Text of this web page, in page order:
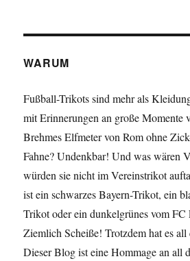
WARUM
Fußball-Trikots sind mehr als
mit Erinnerungen an große Momente
Brehmes Elfmeter von Rom ohne
Fahne? Undenkbar! Und was wären
würden sie nicht im Vereinstrikot
ist ein schwarzes Bayern-Trikot, ein
Trikot oder ein dunkelgrünes vom
Ziemlich Scheiße! Trotzdem hat es all
Dieser Blog ist eine Hommage an all